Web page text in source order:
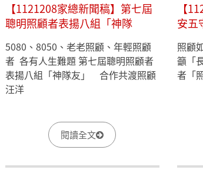
【1121208家總新聞稿】第七屆
聰明照顧者表揚八組「神隊
5080、8050、老老照顧、年輕照顧
者 各有人生難題 第七屆聰明照顧者
表揚八組「神隊友」 合作共渡照顧
汪洋
閱讀全文
【
安五
照顧
籲「
者「